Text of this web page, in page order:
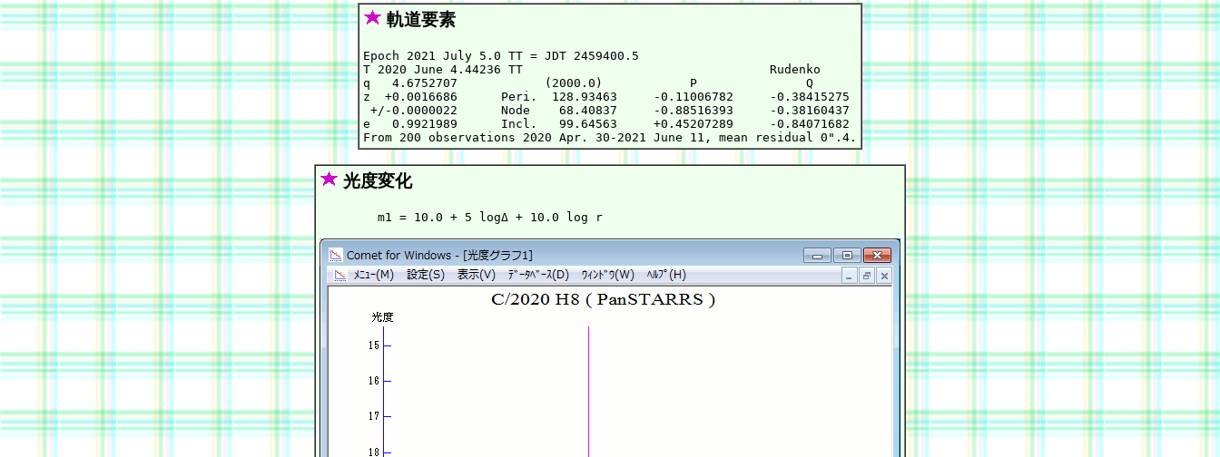
軌道要素
Epoch 2021 July 5.0 TT = JDT 2459400.5
T 2020 June 4.44236 TT                                  Rudenko
q   4.6752707            (2000.0)            P               Q
z  +0.0016686      Peri.  128.93463     -0.11006782     -0.38415275
+/-0.0000022      Node    68.40837     -0.88516393     -0.38160437
e   0.9921989      Incl.   99.64563     +0.45207289     -0.84071682
光度変化